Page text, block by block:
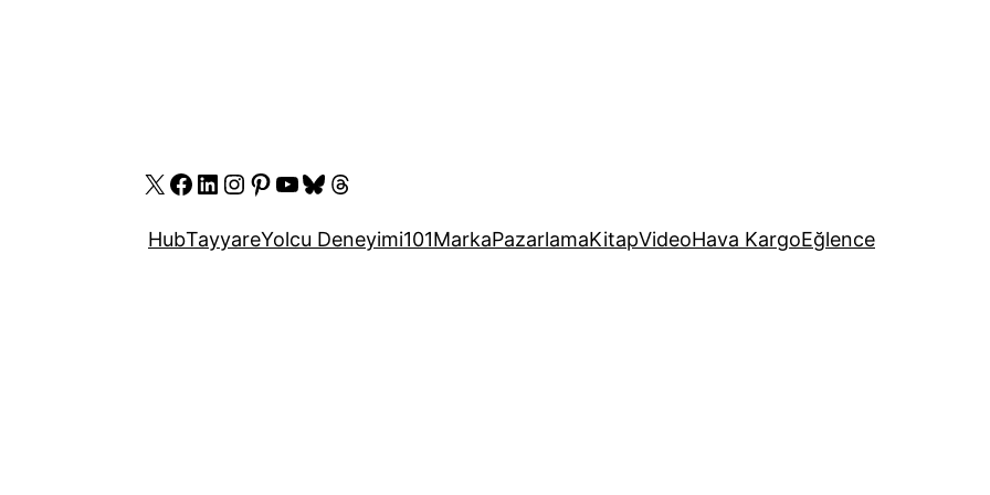
X Facebook
LinkedIn
Instagram
Pinterest
YouTube
Bluesky
Threads
HubTayyareYolcu Deneyimi101MarkaPazarlamaKitapVideoHava KargoEğlence